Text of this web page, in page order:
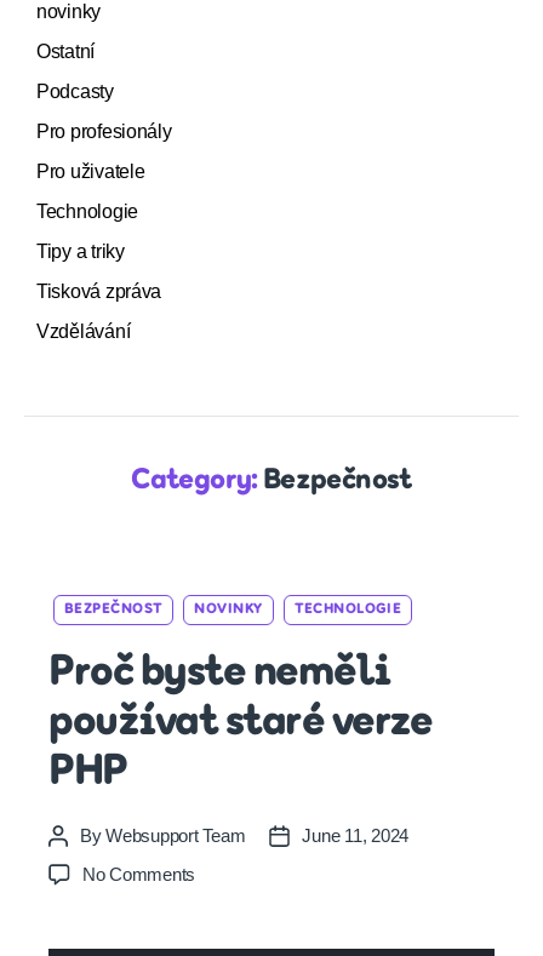
novinky
Ostatní
Podcasty
Pro profesionály
Pro uživatele
Technologie
Tipy a triky
Tisková zpráva
Vzdělávání
Category: Bezpečnost
Categories
BEZPEČNOST NOVINKY TECHNOLOGIE
Proč byste neměli
používat staré verze
PHP
Post
author
ByWebsupport Team
PostJune 11, 2024
No Comments